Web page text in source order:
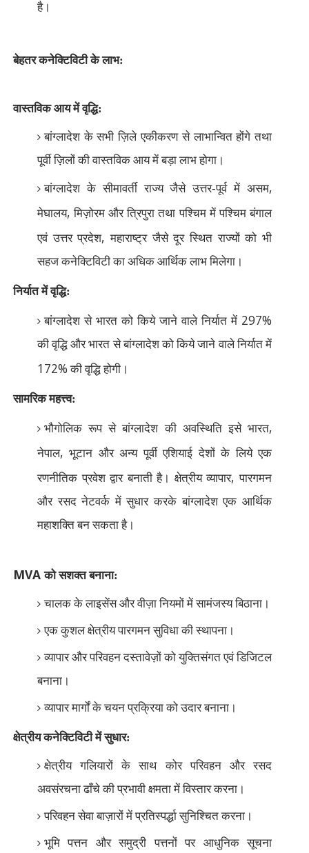
है।
बेहतर कनेक्टिविटी के लाभ:
वास्तविक आय में वृद्धि:
बांग्लादेश के सभी ज़िले एकीकरण से लाभान्वित होंगे तथा
पूर्वी ज़िलों की वास्तविक आय में बड़ा लाभ होगा।
बांग्लादेश के सीमावर्ती राज्य जैसे उत्तर-पूर्व में असम,
मेघालय,मिज़ोरम और त्रिपुरा तथा पश्चिम में पश्चिम बंगाल
एवं उत्तर प्रदेश,महाराष्ट्र जैसे दूर स्थित राज्यों को भी
सहज कनेक्टिविटी का अधिक आर्थिक लाभ मिलेगा।
निर्यात में वृद्धि:
बांग्लादेश से भारत को किये जाने वाले निर्यात में 297%
की वृद्धि और भारत से बांग्लादेश को किये जाने वाले निर्यात में
172% की वृद्धि होगी।
सामरिक महत्त्व:
भौगोलिक रूप से बांग्लादेश की अवस्थिति इसे भारत,
नेपाल,भूटान और अन्य पूर्वी एशियाई देशों के लिये एक
रणनीतिक प्रवेश द्वार बनाती है। क्षेत्रीय व्यापार,पारगमन
और रसद नेटवर्क में सुधार करके बांग्लादेश एक आर्थिक
महाशक्ति बन सकता है।
MVAको सशक्त बनाना:
चालक के लाइसेंस और वीज़ा नियमों में सामंजस्य बिठाना।
एक कुशल क्षेत्रीय पारगमन सुविधा की स्थापना।
व्यापार और परिवहन दस्तावेज़ों को युक्तिसंगत एवं डिजिटल
बनाना।
व्यापार मार्गों के चयन प्रक्रिया को उदार बनाना।
क्षेत्रीय कनेक्टिविटी में सुधार:
क्षेत्रीय गलियारों के साथ कोर परिवहन और रसद
अवसंरचना ढाँचे की प्रभावी क्षमता में विस्तार करना।
परिवहन सेवा बाज़ारों में प्रतिस्पर्द्धा सुनिश्चित करना।
भूमि पत्तन और समुद्री पत्तनों पर आधुनिक सूचना